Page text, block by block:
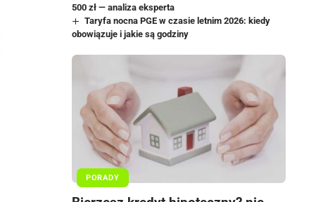
500 zł — analiza eksperta
Taryfa nocna PGE w czasie letnim 2026: kiedy
obowiązuje i jakie są godziny
PORADY